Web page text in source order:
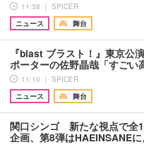
11:38 ｜ SPICER
ニュース
舞台
『blast ブラスト！』東京
ポーターの佐野晶哉「すごい
11:10 ｜ SPICER
ニュース
舞台
関口シンゴ 新たな視点で全
企画、第8弾はHAEINSANE